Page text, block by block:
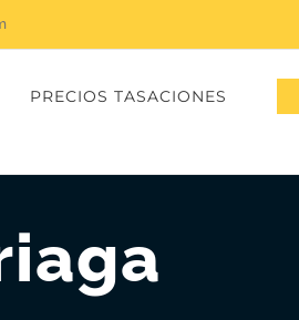
PRECIOS TASACIONES